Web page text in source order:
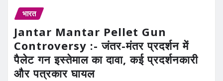
भारत
Jantar Mantar Pellet Gun
Controversy :- जंतर-मंतर प्रदर्शन में
पैलेट गन इस्तेमाल का दावा, कई प्रदर्शनकारी
और पत्रकार घायल